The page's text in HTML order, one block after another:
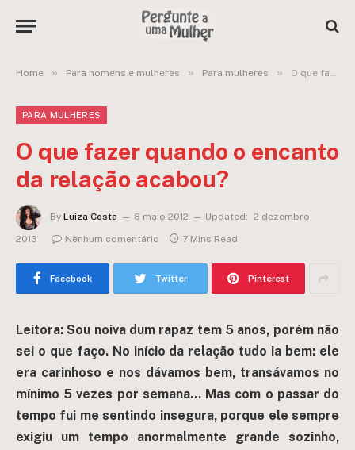
Home » Para homens e mulheres » Para mulheres » O que fazer quando o encanto da relação acabou?
PARA MULHERES
O que fazer quando o encanto
da relação acabou?
By Luiza Costa 8 maio 2012 Updated: 2 dezembro
2013
Nenhum comentário 7 Mins Read
Facebook Twitter Pinterest
Leitora: Sou noiva dum rapaz tem 5 anos, porém não
sei o que faço. No início da relação tudo ia bem: ele
era carinhoso e nos dávamos bem, transávamos no
mínimo 5 vezes por semana… Mas com o passar do
tempo fui me sentindo insegura, porque ele sempre
exigiu um tempo anormalmente grande sozinho,